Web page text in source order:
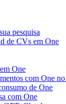
pesquisa
de CVs em One
One
com One
de One
com One